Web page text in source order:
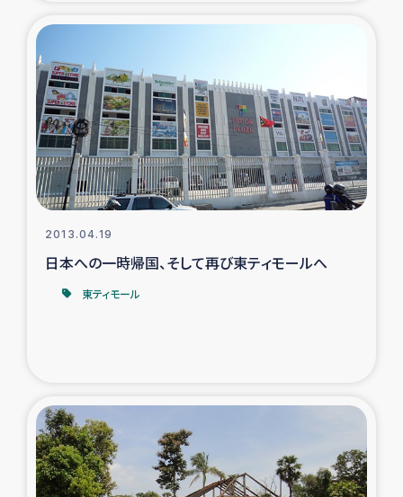
デニヤヤ小規模紅茶農家支援
コーヒー生産者支援
アイナロ県マウベシ郡でのコーヒー畑改善事業
女性の生計向上支援
2013.04.19
日本への一時帰国、そして再び東ティモールへ
東ティモール